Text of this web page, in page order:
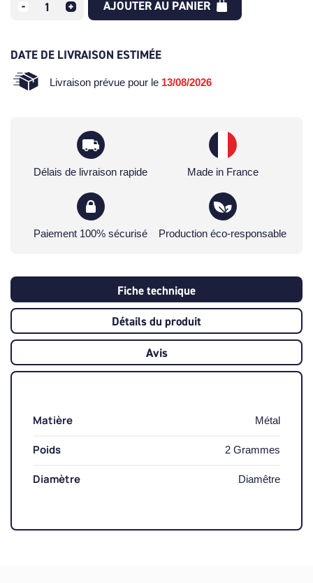
AJOUTER AU PANIER
DATE DE LIVRAISON ESTIMÉE
Livraison prévue pour le 13/08/2026
Délais de livraison rapide Made in France
Paiement 100% sécurisé Production éco-responsable
Fiche technique
Détails du produit
Avis
Matière Métal
Poids 2 Grammes
Diamètre Diamêtre